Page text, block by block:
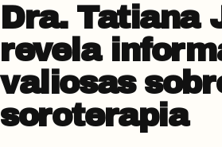
Dra. Tatiana
revela
valiosas
soroterapia